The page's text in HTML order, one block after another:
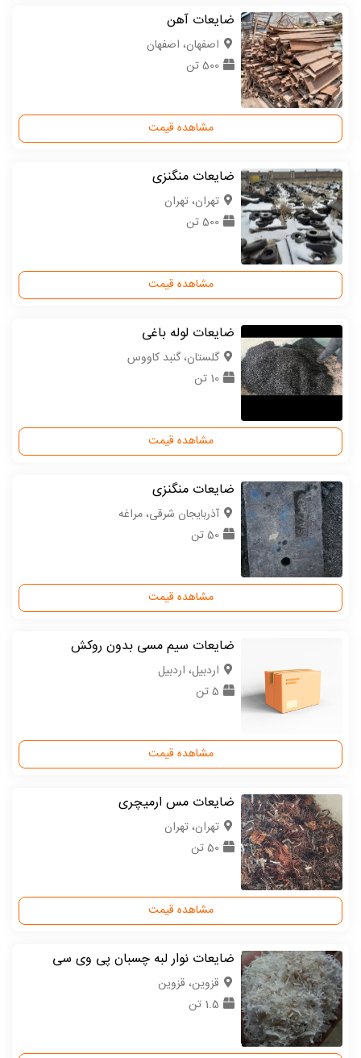
ضایعات آهن
اصفهان، اصفهان
500 تن
مشاهده قیمت
ضایعات منگنزی
تهران، تهران
500 تن
مشاهده قیمت
ضایعات لوله باغی
گلستان، گنبد کاووس
10 تن
مشاهده قیمت
ضایعات منگنزی
آذربایجان شرقی، مراغه
50 تن
مشاهده قیمت
ضایعات سیم مسی بدون روکش
اردبیل، اردبیل
5 تن
مشاهده قیمت
ضایعات مس ارمیچری
تهران، تهران
50 تن
مشاهده قیمت
ضایعات نوار لبه چسبان پی وی سی
قزوین، قزوین
1.5 تن